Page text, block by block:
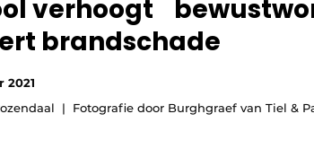
verhoogt
brandschade
2021
Fotografie door Burghgraef van Tiel &